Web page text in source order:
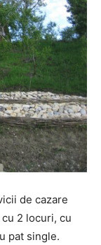
de cazare
2 locuri, cu
pat single.